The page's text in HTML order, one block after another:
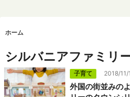
ホーム
シルバニアファミリ
子育て 2018/11/
外国の街並みの